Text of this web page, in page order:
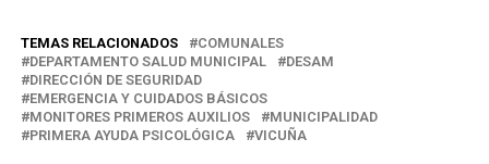
TEMAS RELACIONADOS
COMUNALES
DEPARTAMENTO SALUD MUNICIPAL
DESAM
DIRECCIÓN DE SEGURIDAD
EMERGENCIA Y CUIDADOS BÁSICOS
MONITORES PRIMEROS AUXILIOS
MUNICIPALIDAD
PRIMERA AYUDA PSICOLÓGICA
VICUÑA